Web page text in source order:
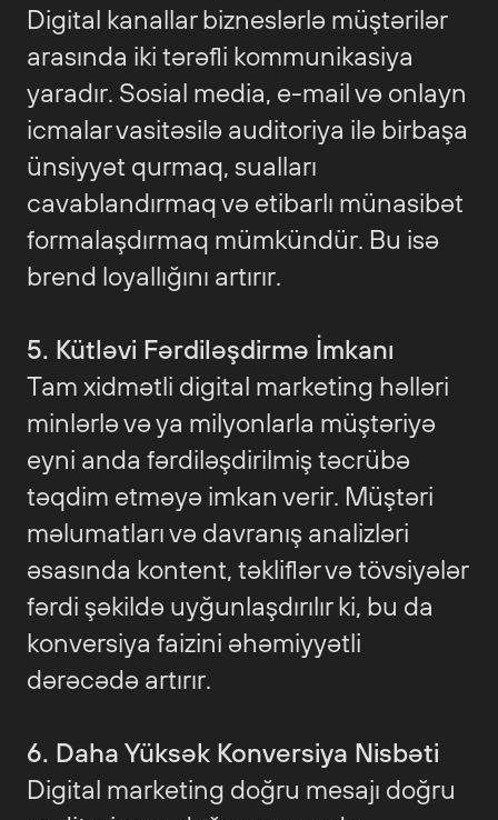
Digital kanallar bizneslərlə müştərilər
arasında iki tərəfli kommunikasiya
yaradır. Sosial media, e-mail və onlayn
icmalar vasitəsilə auditoriya ilə birbaşa
ünsiyyət qurmaq, sualları
cavablandırmaq və etibarlı münasibət
formalaşdırmaq mümkündür. Bu isə
brend loyallığını artırır.
5. Kütləvi Fərdiləşdirmə İmkanı
Tam xidmətli digital marketing həlləri
minlərlə və ya milyonlarla müştəriyə
eyni anda fərdiləşdirilmiş təcrübə
təqdim etməyə imkan verir. Müştəri
məlumatları və davranış analizləri
əsasında kontent, təkliflər və tövsiyələr
fərdi şəkildə uyğunlaşdırılır ki, bu da
konversiya faizini əhəmiyyətli
dərəcədə artırır.
6. Daha Yüksək Konversiya Nisbəti
Digital marketing doğru mesajı doğru